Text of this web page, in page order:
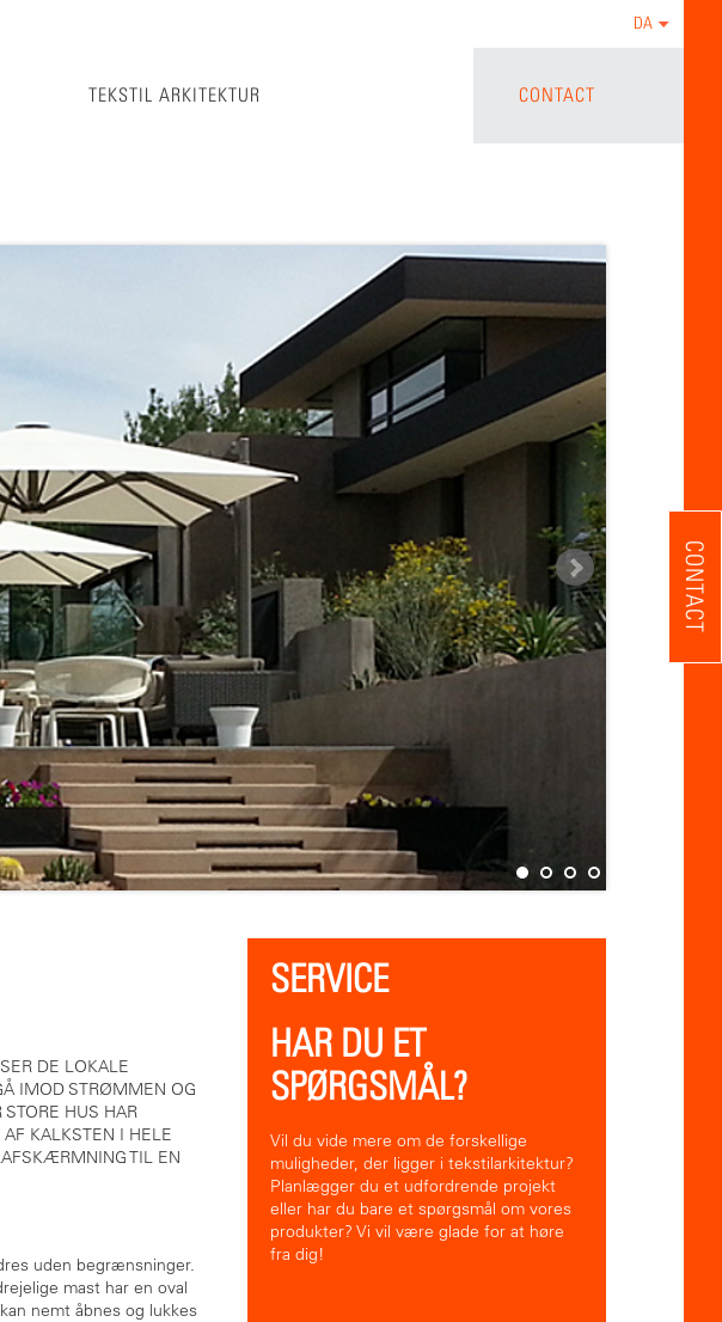
DA
TEKSTIL ARKITEKTUR CONTACT
DE LOKALE
IMOD STRØMMEN OG
HUS HAR
KALKSTEN I HELE
TIL EN
uden begrænsninger.
mast har en oval
nemt åbnes og lukkes
SERVICE
HAR DU ET
SPØRGSMÅL?
Vil du vide mere om de forskellige
muligheder, der ligger i tekstilarkitektur?
Planlægger du et udfordrende projekt
eller har du bare et spørgsmål om vores
produkter? Vi vil være glade for at høre
fra dig!
CONTACT